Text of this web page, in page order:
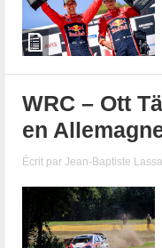
WRC – Ott
en
Écrit parJean-Baptiste